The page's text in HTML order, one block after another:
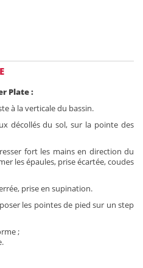
Plate :
à la verticale du bassin.
décollés du sol, sur la pointe des
fort les mains en direction du
les épaules, prise écartée, coudes
prise en supination.
les pointes de pied sur un step
;